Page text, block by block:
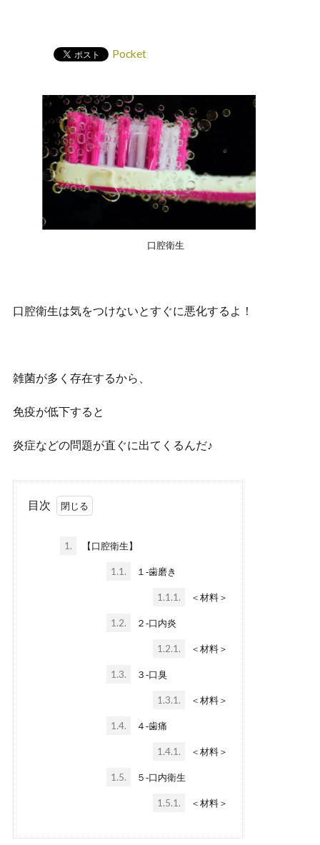
Pocket
口腔衛生
口腔衛生は気をつけないとすぐに悪化するよ！
雑菌が多く存在するから、
免疫が低下すると
炎症などの問題が直ぐに出てくるんだ♪
目次
1. 【口腔衛生】
1.1. １‐歯磨き
1.1.1. ＜材料＞
1.2. ２‐口内炎
1.2.1. ＜材料＞
1.3. ３‐口臭
1.3.1. ＜材料＞
1.4. ４‐歯痛
1.4.1. ＜材料＞
1.5. ５‐口内衛生
1.5.1. ＜材料＞